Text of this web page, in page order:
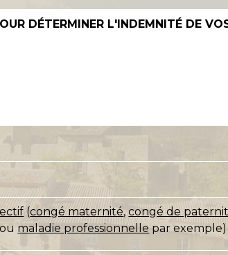
DÉTERMINER L'INDEMNITÉ DE
(congé maternité,congé de
ou maladie professionnellepar exemple)